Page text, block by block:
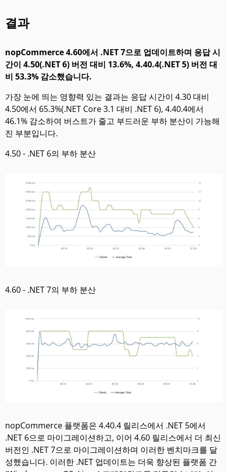
결과
nopCommerce 4.60에서 .NET 7으로 업데이트하며 응답 시
간이 4.50(.NET 6) 버전 대비 13.6%, 4.40.4(.NET 5) 버전 대
비 53.3% 감소했습니다.
가장 눈에 띄는 영향력 있는 결과는 응답 시간이 4.30 대비
4.50에서 65.3%(.NET Core 3.1 대비 .NET 6), 4.40.4에서
46.1% 감소하여 버스트가 줄고 부드러운 부하 분산이 가능해
진 부분입니다.
4.50 - .NET 6의 부하 분산
4.60 - .NET 7의 부하 분산
nopCommerce 플랫폼은 4.40.4 릴리스에서 .NET 5에서
.NET 6으로 마이그레이션하고, 이어 4.60 릴리스에서 더 최신
버전인 .NET 7으로 마이그레이션하며 이러한 벤치마크를 달
성했습니다. 이러한 .NET 업데이트는 더욱 향상된 플랫폼 간